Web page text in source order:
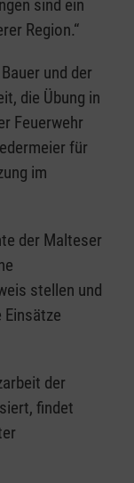
sind ein
Region.“
und der
die Übung in
Feuerwehr
für
im
der Malteser
stellen und
der
findet